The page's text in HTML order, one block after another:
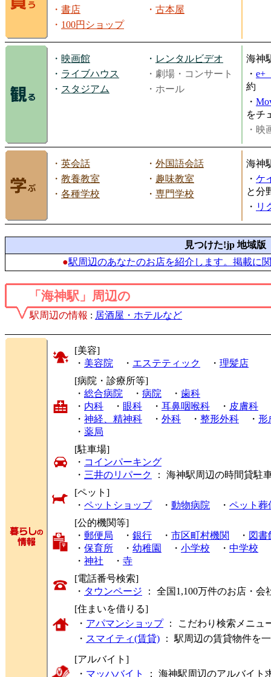
・ 書店 ・ 古本屋
・ 100円ショップ
・ 映画館 ・ レンタルビデオ
・ ライブハウス
・劇場・コンサート
・ スタジアム ・ホール
海神
・ e+
約
・
をチ
・映
・ 英会話 ・ 外国語会話
・ 教養教室 ・ 趣味教室
・ 各種学校 ・ 専門学校
海神
・ ケ
と分
・ リ
見つけた!jp 地域版
●駅周辺のあなたのお店を紹介します。掲載に
「海神駅」周辺の
駅周辺の情報 : 居酒屋・ホテルなど
[美容]
・ 美容院 ・ エステティック ・ 理髪店
[病院・診療所等]
・ 総合病院 ・ 病院 ・ 歯科
・ 内科 ・ 眼科 ・ 耳鼻咽喉科 ・ 皮膚科
・ 神経、精神科 ・ 外科 ・ 整形外科 ・ 形
・ 薬局
[駐車場]
・ コインパーキング
・ 三井のリパーク
： 海神駅周辺の時間貸駐
[ペット]
・ ペットショップ・ 動物病院 ・ ペット葬
[公的機関等]
・ 郵便局 ・ 銀行 ・ 市区町村機関 ・ 図書
・ 保育所 ・ 幼稚園 ・ 小学校 ・ 中学校
・ 神社 ・ 寺
[電話番号検索]
・ タウンページ ： 全国1,100万件のお店・
[住まいを借りる]
・ アパマンショップ： こだわり検索メニュ
・ スマイティ(賃貸) ： 駅周辺の賃貸物件を
[アルバイト]
・ マッハバイト ： 海神駅周辺のアルバイト